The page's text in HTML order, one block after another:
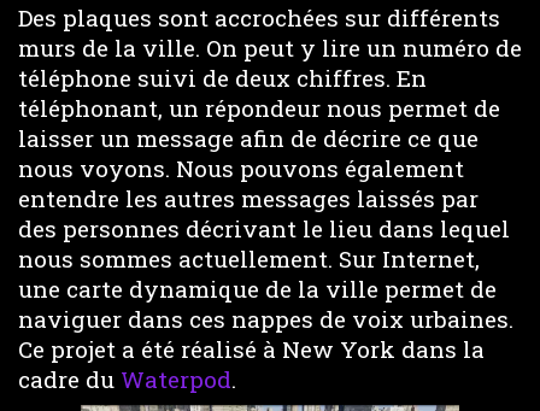
Des plaques sont accrochées sur différents
murs de la ville. On peut y lire un numéro de
téléphone suivi de deux chiffres. En
téléphonant, un répondeur nous permet de
laisser un message afin de décrire ce que
nous voyons. Nous pouvons également
entendre les autres messages laissés par
des personnes décrivant le lieu dans lequel
nous sommes actuellement. Sur Internet,
une carte dynamique de la ville permet de
naviguer dans ces nappes de voix urbaines.
Ce projet a été réalisé à New York dans la
cadre du Waterpod.